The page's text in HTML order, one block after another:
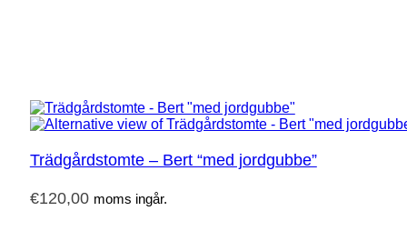
Trädgårdstomte – Bert “med jordgubbe”
€120,00 moms ingår.